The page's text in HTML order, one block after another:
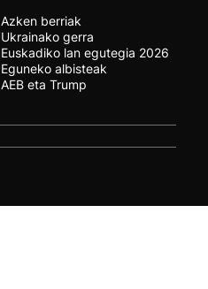
Azken berriak
Ukrainako gerra
Euskadiko lan egutegia 2026
Eguneko albisteak
AEB eta Trump